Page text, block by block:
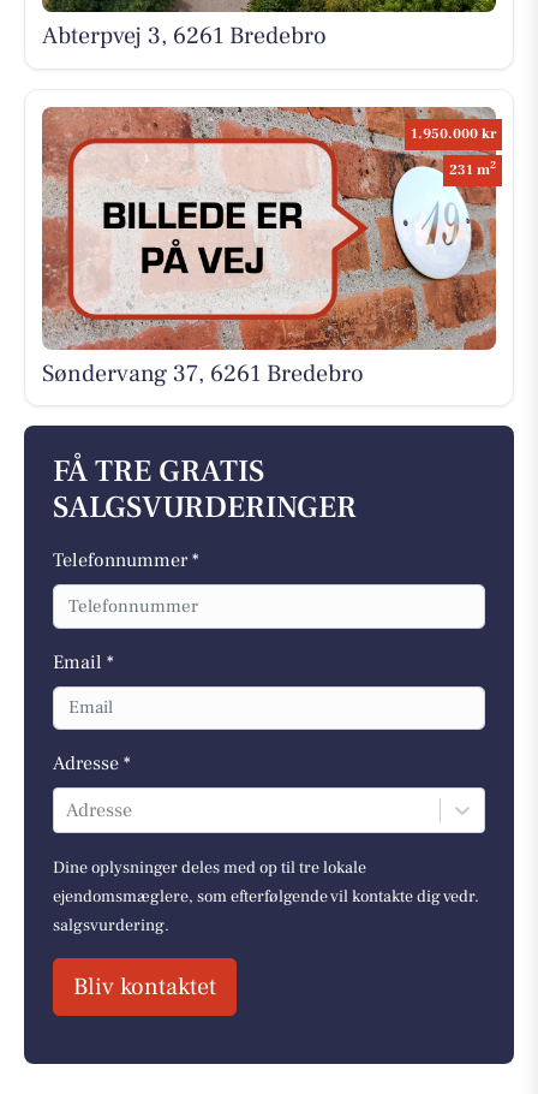
Abterpvej 3, 6261 Bredebro
1.950.000 kr
231 m2
Søndervang 37, 6261 Bredebro
FÅ TRE GRATIS
SALGSVURDERINGER
Telefonnummer *
Email *
Adresse *
Adresse
Dine oplysninger deles med op til tre lokale
ejendomsmæglere, som efterfølgende vil kontakte dig vedr.
salgsvurdering.
Bliv kontaktet